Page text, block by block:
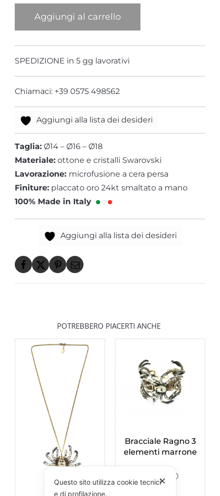
Swarovski
Marrone
quantità
Aggiungi al carrello
SPEDIZIONE in 5 gg lavorativi
Chiamaci: +39 0575 498562
Aggiungi alla lista dei desideri
Taglia: Ø14 – Ø16 – Ø18
Materiale: ottone e cristalli Swarovski
Lavorazione: microfusione a cera persa
Finiture: placcato oro 24kt smaltato a mano
100% Made in Italy
Aggiungi alla lista dei desideri
POTREBBERO PIACERTI ANCHE
Bracciale Ragno 3
elementi marrone
750,00
✕
Questo sito utilizza cookie tecnici
e di profilazione.